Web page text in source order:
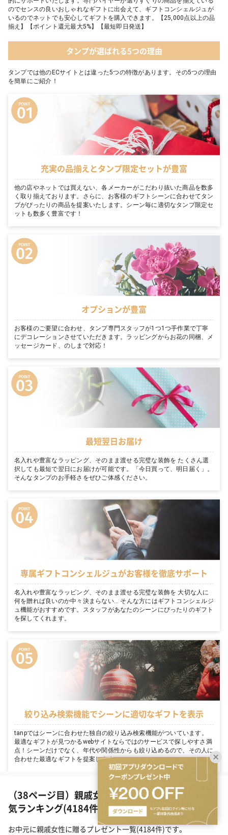
のでセンスの良いおしゃれなギフトに出会えて、ギフトコンシェルジュが
いるのでネットでも安心してギフトを購入できます。【25,000点以上の品
揃え】【ポイント還元最大5%】【最短即日発送】
タンプが選ばれる5つの理由
タンプでは他のECサイトとは違った5つの特徴があります。その5つの理由
を簡単にご紹介！
充実の品揃えとタンプ限定セットが豊富
他の店やネットでは買えない、各メーカーがこだわり抜いた商品を数多
く取り揃えております。さらに、お客様のギフトシーンに合わせてタン
プがぴったりの商品を提案いたします。シーン毎に適切なタンプ限定セ
ットも数多く豊富です！
オプションが豊富
お客様のご要望に合わせ、タンプ専門スタッフが1つ1つ手作業で丁寧
にデコレーションさせていただきます。ラッピングからお花の同梱、メ
ッセージカード、のしまで対応！
最短翌日お届け
名入れや豊富なラッピング、そのまま渡せる完璧な装飾を たくさん選
択しても最短で翌日にお届けが可能です。「今日買って、明日届く」。
そんなタンプのお手軽さをぜひご体感ください。
専属ギフトコンシェルジュがお客様を徹底サポート
名入れや豊富なラッピング、そのまま渡せる完璧な装飾を 大切な人に
何を贈れば良いのか中々決まらない… そんな方にはギフトコンシェルジ
ュ機能がおすすめです。スタッフがあなたのシーンにぴったりのギフト
を探してくれます。
絞り込み検索機能でシーンに適切なギフトを表示
tanpではシーンに合わせた独自の絞り込み検索機能がついています。
最適なギフトが見つかるwebサイトならではのサービスで探しやすさ満
点！シーンだけでなく、年代や関係性からも絞り込めるので、その人に
合わせた最適なギフトを提案します。
（38ページ目）親戚女性に贈るお中元ギフトの人
気ランキング(4184件)
お中元に親戚女性に贈るプレゼント一覧(4184件)です。